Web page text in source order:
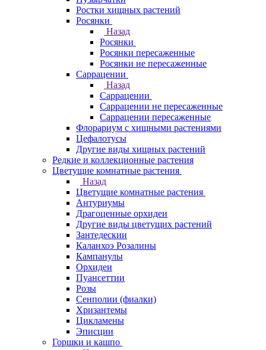
Ростки хищных растений
Росянки
Назад
Росянки
Росянки пересаженные
Росянки не пересаженные
Саррацении
Назад
Саррацении
Саррацении не пересаженные
Саррацении пересаженные
Флорариум с хищными растениями
Цефалотусы
Другие виды хищных растений
Редкие и коллекционные растения
Цветущие комнатные растения
Назад
Цветущие комнатные растения
Антуриумы
Драгоценные орхидеи
Другие виды цветущих растений
Зантедескии
Каланхоэ Розалины
Кампанулы
Орхидеи
Пуансеттии
Розы
Сенполии (фиалки)
Хризантемы
Цикламены
Эписции
Горшки и кашпо